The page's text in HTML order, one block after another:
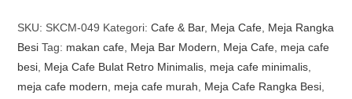
SKU: SKCM-049 Kategori:Cafe & Bar, Meja Cafe Meja Rangka
Besi Tag: makan cafe Meja Bar Modern Meja Cafe meja cafe
besi Meja Cafe Bulat Retro Minimalis meja cafe minimalis
meja cafe modern
meja cafe murah Meja Cafe Rangka Besi